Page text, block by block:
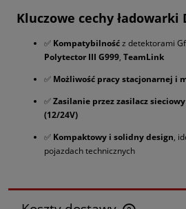
Kluczowe cechy ładowarki
✅ Kompatybilnośćz detektorami
Polytector III G999, TeamLink
✅ Możliwość pracy stacjonarnej i
✅Zasilanie przez zasilacz
(12/24V)
✅ Kompaktowy i solidny design,
pojazdach technicznych